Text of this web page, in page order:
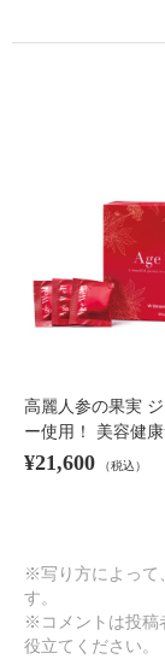
高麗人参の果実
ー使用！ 美容健
¥21,600 （税込）
※写り方によって
す。
※コメントは投稿
役立てください。